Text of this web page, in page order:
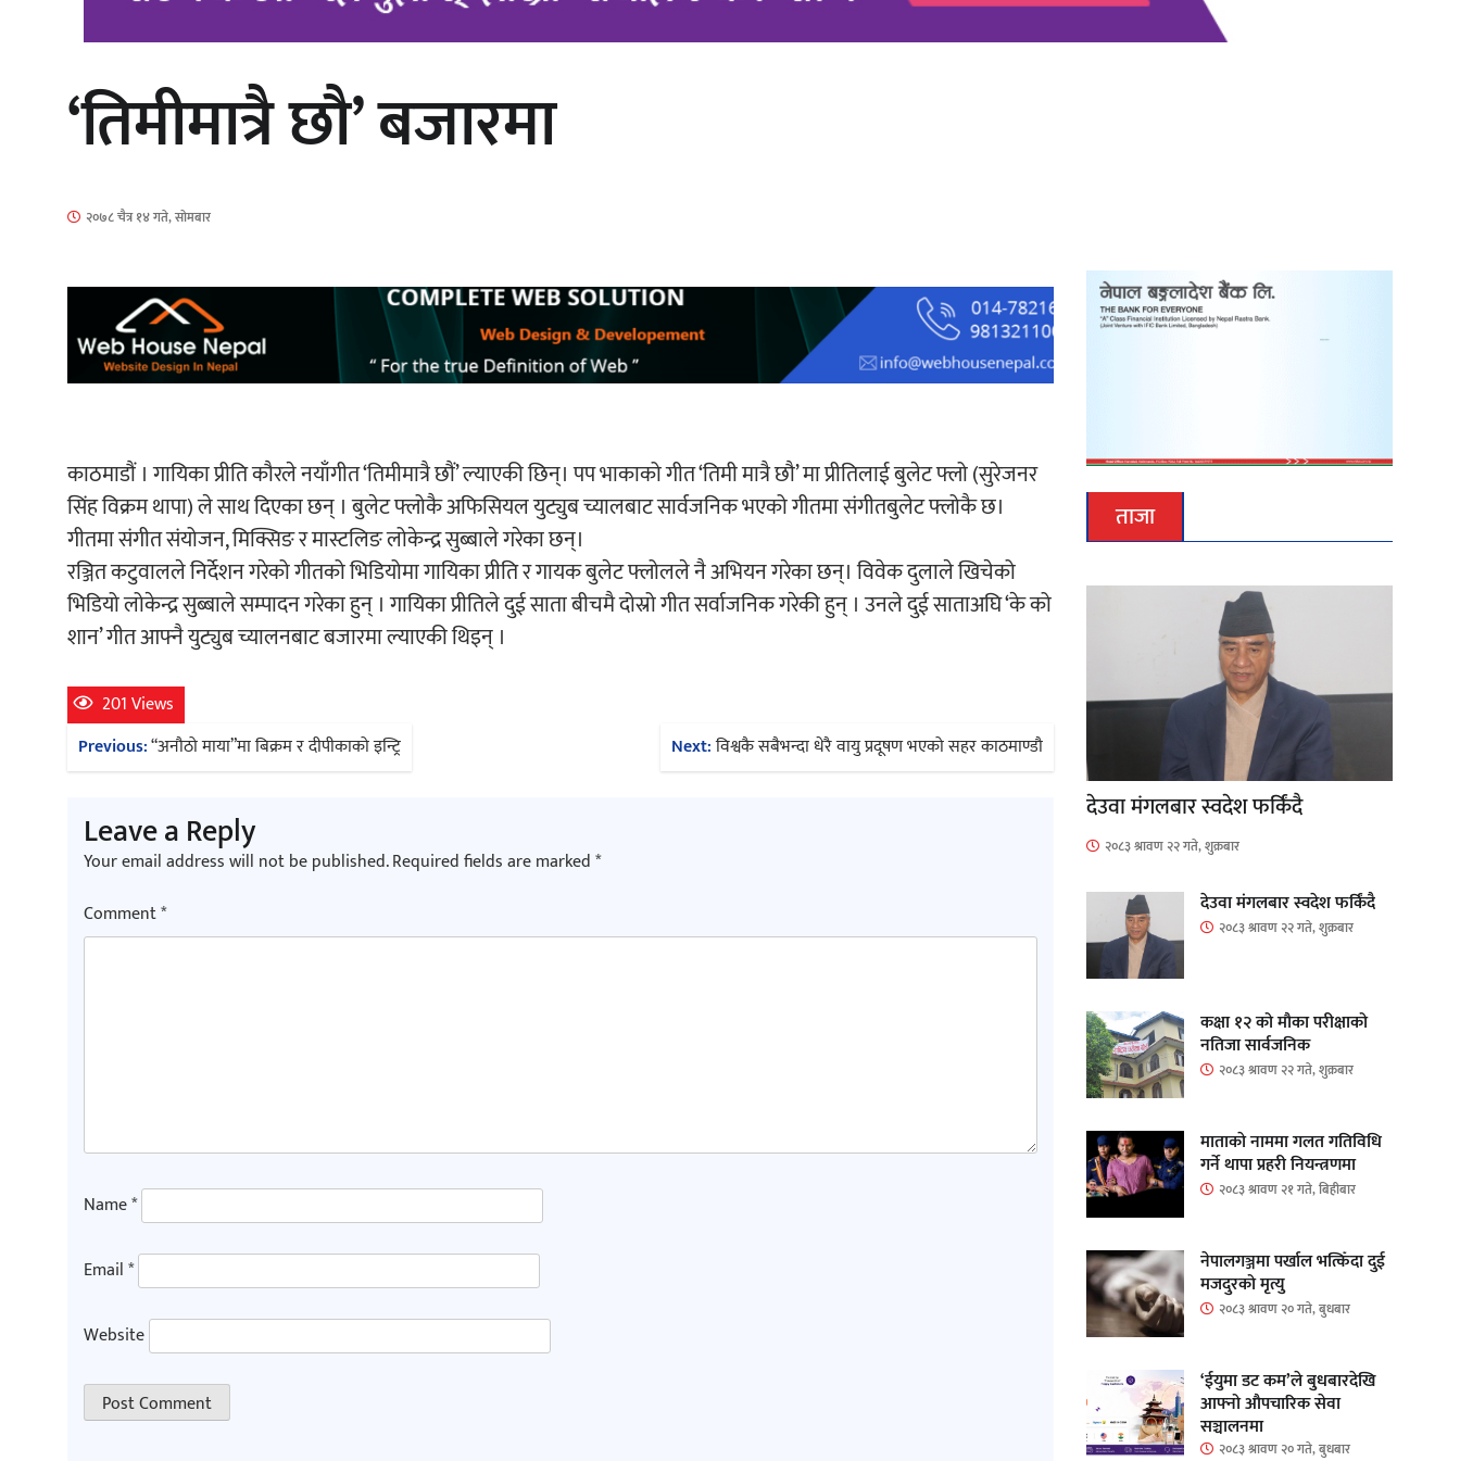
‘आइतबारको अफिस’ को परिचर्चा सम्पन्न
चलचित्र ‘माया भनेकै यस्तो होला’को शीर्ष
गीत सार्वजनिक
‘तिमीमात्रै छौ’ बजारमा
२०७८ चैत्र १४ गते, सोमबार
काठमाडौं । गायिका प्रीति कौरले नयाँगीत ‘तिमीमात्रै छौं’ ल्याएकी छिन्। पप भाकाको गीत ‘तिमी मात्रै छौ’ मा प्रीतिलाई बुलेट फ्लो (सुरेजनर
सिंह विक्रम थापा) ले साथ दिएका छन् । बुलेट फ्लोकै अफिसियल युट्युब च्यालबाट सार्वजनिक भएको गीतमा संगीतबुलेट फ्लोकै छ।
गीतमा संगीत संयोजन, मिक्सिङ र मास्टलिङ लोकेन्द्र सुब्बाले गरेका छन्।
रञ्जित कटुवालले निर्देशन गरेको गीतको भिडियोमा गायिका प्रीति र गायक बुलेट फ्लोलले नै अभियन गरेका छन्। विवेक दुलाले खिचेको
भिडियो लोकेन्द्र सुब्बाले सम्पादन गरेका हुन् । गायिका प्रीतिले दुई साता बीचमै दोस्रो गीत सर्वाजनिक गरेकी हुन् । उनले दुई साताअघि ‘के को
शान’ गीत आफ्नै युट्युब च्यालनबाट बजारमा ल्याएकी थिइन् ।
201 Views
Post
navigation
Previous:“अनौठो माया”मा बिक्रम र दीपीकाको इन्ट्रि Next:विश्वकै सबैभन्दा धेरै वायु प्रदूषण भएको सहर काठमाण्डौ
Leave a Reply
Your email address will not be published.Required fields are marked*
Comment*
Name*
Email*
Website
ताजा
देउवा मंगलबार स्वदेश फर्किंदै
२०८३ श्रावण २२ गते, शुक्रबार
देउवा मंगलबार स्वदेश फर्किंदै
२०८३ श्रावण २२ गते, शुक्रबार
कक्षा १२ को मौका परीक्षाको
नतिजा सार्वजनिक
२०८३ श्रावण २२ गते, शुक्रबार
माताकाे नाममा गलत गतिविधि
गर्ने थापा प्रहरी नियन्त्रणमा
२०८३ श्रावण २१ गते, बिहीबार
नेपालगञ्जमा पर्खाल भत्किँदा दुई
मजदुरको मृत्यु
२०८३ श्रावण २० गते, बुधबार
‘ईयुमा डट कम’ले बुधबारदेखि
आफ्नो औपचारिक सेवा
सञ्चालनमा
२०८३ श्रावण २० गते, बुधबार